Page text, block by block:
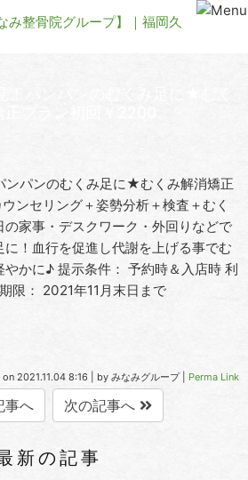
パンのむくみ足に★むくみ解消矯正
ンセリング＋姿勢分析＋検査＋むく
家事・デスクワーク・外回りなどで
！血行を促進し代謝を上げる事でむ
やかに♪ 提示条件： 予約時＆入店時 利
限： 2021年11月末日まで
on 2021.11.04 8:16 by みなみグループ| Perma Link
事へ 次の記事へ
新の記事